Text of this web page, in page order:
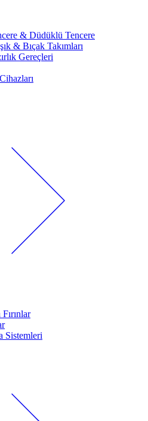
& Düdüklü Tencere
& Bıçak Takımları
Gereçleri
Sistemleri